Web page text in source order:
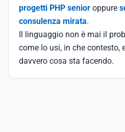
progetti PHP senior oppure
consulenza mirata.
Il linguaggio non è mai il
come lo usi, in che contesto,
davvero cosa sta facendo.